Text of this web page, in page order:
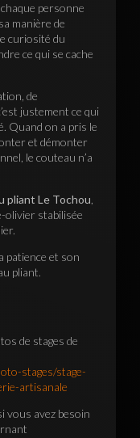
personne
manière de
curiosité du
ce qui se cache
de
justement ce qui
Quand on a pris le
et démonter
le couteau n’a
pliant Le Tochou
olivier stabilisée
patience et son
pliant.
de stages de
stages/stage-
artisanale
vous avez besoin